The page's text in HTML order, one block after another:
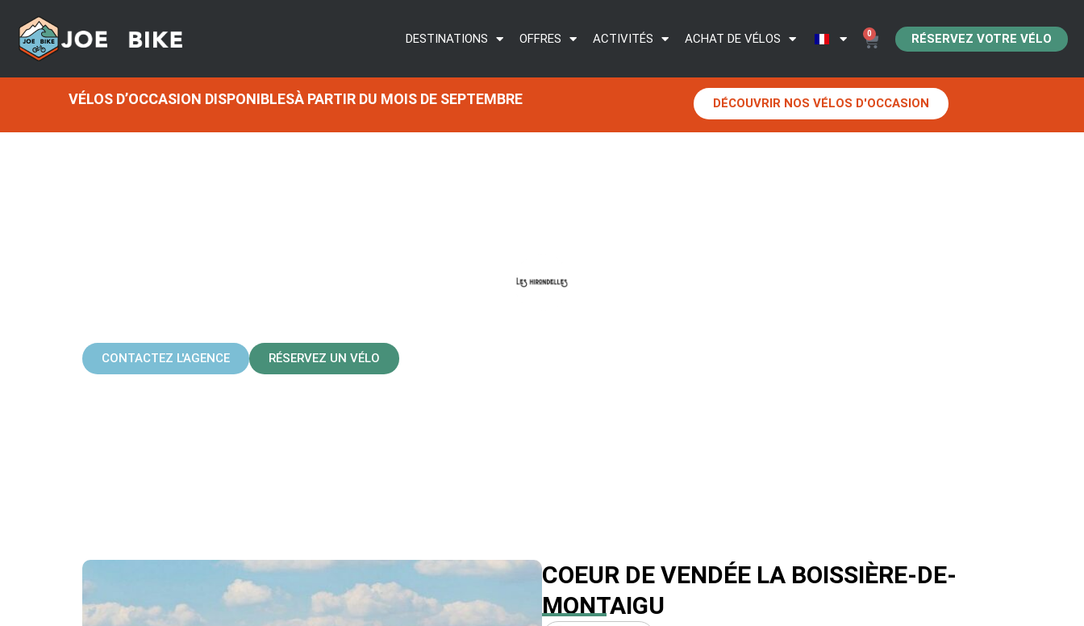
DESTINATIONS OFFRES ACTIVITÉS ACHAT DE VÉLOS 0 RÉSERVEZ VOTRE VÉLO
VÉLOS D’OCCASION DISPONIBLESÀ PARTIR DU MOIS DE SEPTEMBRE DÉCOUVRIR NOS VÉLOS D'OCCASION
CONTACTEZ L'AGENCE RÉSERVEZ UN VÉLO
COEUR DE VENDÉE LA BOISSIÈRE-DE-
MONTAIGU